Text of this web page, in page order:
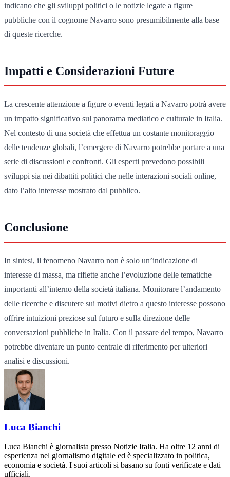
indicano che gli sviluppi politici o le notizie legate a figure
pubbliche con il cognome Navarro sono presumibilmente alla base
di queste ricerche.
Impatti e Considerazioni Future
La crescente attenzione a figure o eventi legati a Navarro potrà avere
un impatto significativo sul panorama mediatico e culturale in Italia.
Nel contesto di una società che effettua un costante monitoraggio
delle tendenze globali, l’emergere di Navarro potrebbe portare a una
serie di discussioni e confronti. Gli esperti prevedono possibili
sviluppi sia nei dibattiti politici che nelle interazioni sociali online,
dato l’alto interesse mostrato dal pubblico.
Conclusione
In sintesi, il fenomeno Navarro non è solo un’indicazione di
interesse di massa, ma riflette anche l’evoluzione delle tematiche
importanti all’interno della società italiana. Monitorare l’andamento
delle ricerche e discutere sui motivi dietro a questo interesse possono
offrire intuizioni preziose sul futuro e sulla direzione delle
conversazioni pubbliche in Italia. Con il passare del tempo, Navarro
potrebbe diventare un punto centrale di riferimento per ulteriori
analisi e discussioni.
Luca Bianchi
Luca Bianchi è giornalista presso Notizie Italia. Ha oltre 12 anni di
esperienza nel giornalismo digitale ed è specializzato in politica,
economia e società. I suoi articoli si basano su fonti verificate e dati
ufficiali.